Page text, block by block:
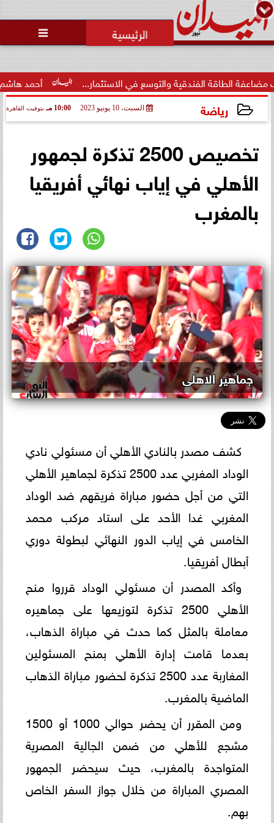

أحمد هاشم: الإعلام الفندقية والتوسع في الاستثمار...
رياضة السبت، 10 يونيو 2023 10:00 مـ بتوقيت القاهرة
تخصيص 2500 تذكرة لجمهور
الأهلي في إياب نهائي أفريقيا
بالمغرب
جماهير الاهلى
كشف مصدر بالنادي الأهلي أن مسئولي نادي
الوداد المغربي عدد 2500 تذكرة لجماهير الأهلي
التي من أجل حضور مباراة فريقهم ضد الوداد
المغربي غدا الأحد على استاد مركب محمد
الخامس في إياب الدور النهائي لبطولة دوري
أبطال أفريقيا.
وأكد المصدر أن مسئولي الوداد قرروا منح
الأهلي 2500 تذكرة لتوزيعها على جماهيره
معاملة بالمثل كما حدث في مباراة الذهاب،
بعدما قامت إدارة الأهلي بمنح المسئولين
المغاربة عدد 2500 تذكرة لحضور مباراة الذهاب
الماضية بالمغرب.
ومن المقرر أن يحضر حوالي 1000 أو 1500
مشجع للأهلي من ضمن الجالية المصرية
المتواجدة بالمغرب، حيث سيحضر الجمهور
المصري المباراة من خلال جواز السفر الخاص
بهم.